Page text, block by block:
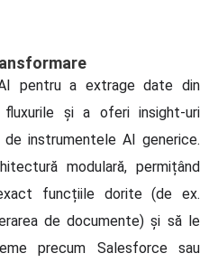
pentru a extrage date din
și a oferi insight-uri
instrumentele AI generice.
modulară, permițând
funcțiile dorite (de ex.
de documente) și să le
precum Salesforce sau